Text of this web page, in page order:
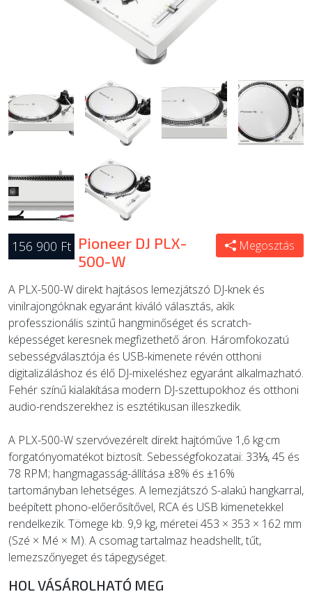
156 900 Ft Pioneer DJ PLX-
500-W
Megosztás
A PLX-500-W direkt hajtásos lemezjátszó DJ-knek és
vinilrajongóknak egyaránt kiváló választás, akik
professzionális szintű hangminőséget és scratch-
képességet keresnek megfizethető áron. Háromfokozatú
sebességválasztója és USB-kimenete révén otthoni
digitalizáláshoz és élő DJ-mixeléshez egyaránt alkalmazható.
Fehér színű kialakítása modern DJ-szettupokhoz és otthoni
audio-rendszerekhez is esztétikusan illeszkedik.
A PLX-500-W szervóvezérelt direkt hajtóműve 1,6 kg·cm
forgatónyomatékot biztosít. Sebességfokozatai: 33⅓, 45 és
78 RPM; hangmagasság-állítása ±8% és ±16%
tartományban lehetséges. A lemezjátszó S-alakú hangkarral,
beépített phono-előerősítővel, RCA és USB kimenetekkel
rendelkezik. Tömege kb. 9,9 kg, méretei 453 × 353 × 162 mm
(Szé × Mé × M). A csomag tartalmaz headshellt, tűt,
lemezszőnyeget és tápegységet.
HOL VÁSÁROLHATÓ MEG